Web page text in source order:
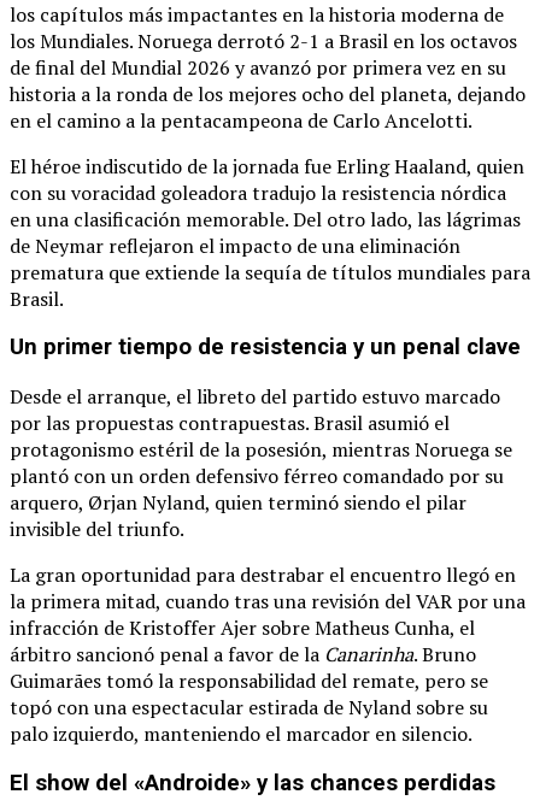
los capítulos más impactantes en la historia moderna de
los Mundiales.Noruega derrotó 2-1 a Brasil en los octavos
de final del Mundial 2026 y avanzó por primera vez en su
historia a la ronda de los mejores ocho del planeta, dejando
en el camino a la pentacampeona de Carlo Ancelotti.
El héroe indiscutido de la jornada fue Erling Haaland, quien
con su voracidad goleadora tradujo la resistencia nórdica
en una clasificación memorable.Del otro lado, las lágrimas
de Neymar reflejaron el impacto de una eliminación
prematura que extiende la sequía de títulos mundiales para
Brasil.
Un primer tiempo de resistencia y un penal clave
Desde el arranque, el libreto del partido estuvo marcado
por las propuestas contrapuestas.Brasil asumió el
protagonismo estéril de la posesión, mientras Noruega se
plantó con un orden defensivo férreo comandado por su
arquero, Ørjan Nyland, quien terminó siendo el pilar
invisible del triunfo.
La gran oportunidad para destrabar el encuentro llegó en
la primera mitad, cuando tras una revisión del VAR por una
infracción de Kristoffer Ajer sobre Matheus Cunha, el
árbitro sancionó penal a favor de la Canarinha.Bruno
Guimarães tomó la responsabilidad del remate, pero se
topó con una espectacular estirada de Nyland sobre su
palo izquierdo, manteniendo el marcador en silencio.
El show del «Androide» y las chances perdidas